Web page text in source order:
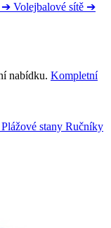
➔ Volejbalové sítě ➔
nabídku. Kompletní
Plážové stany Ručníky